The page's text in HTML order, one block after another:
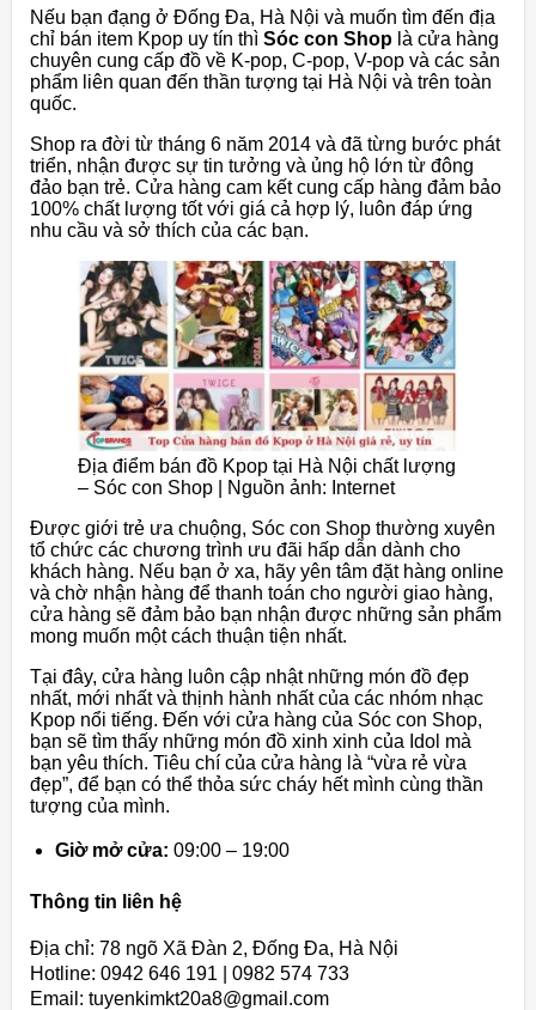
Nếu bạn đạng ở Đống Đa, Hà Nội và muốn tìm đến địa
chỉ bán item Kpop uy tín thì Sóc con Shop là cửa hàng
chuyên cung cấp đồ về K-pop, C-pop, V-pop và các sản
phẩm liên quan đến thần tượng tại Hà Nội và trên toàn
quốc.
Shop ra đời từ tháng 6 năm 2014 và đã từng bước phát
triển, nhận được sự tin tưởng và ủng hộ lớn từ đông
đảo bạn trẻ. Cửa hàng cam kết cung cấp hàng đảm bảo
100% chất lượng tốt với giá cả hợp lý, luôn đáp ứng
nhu cầu và sở thích của các bạn.
Địa điểm bán đồ Kpop tại Hà Nội chất lượng
– Sóc con Shop | Nguồn ảnh: Internet
Được giới trẻ ưa chuộng, Sóc con Shop thường xuyên
tổ chức các chương trình ưu đãi hấp dẫn dành cho
khách hàng. Nếu bạn ở xa, hãy yên tâm đặt hàng online
và chờ nhận hàng để thanh toán cho người giao hàng,
cửa hàng sẽ đảm bảo bạn nhận được những sản phẩm
mong muốn một cách thuận tiện nhất.
Tại đây, cửa hàng luôn cập nhật những món đồ đẹp
nhất, mới nhất và thịnh hành nhất của các nhóm nhạc
Kpop nổi tiếng. Đến với cửa hàng của Sóc con Shop,
bạn sẽ tìm thấy những món đồ xinh xinh của Idol mà
bạn yêu thích. Tiêu chí của cửa hàng là “vừa rẻ vừa
đẹp”, để bạn có thể thỏa sức cháy hết mình cùng thần
tượng của mình.
Giờ mở cửa: 09:00 – 19:00
Thông tin liên hệ
Địa chỉ: 78 ngõ Xã Đàn 2, Đống Đa, Hà Nội
Hotline: 0942 646 191 | 0982 574 733
Email: tuyenkimkt20a8@gmail.com